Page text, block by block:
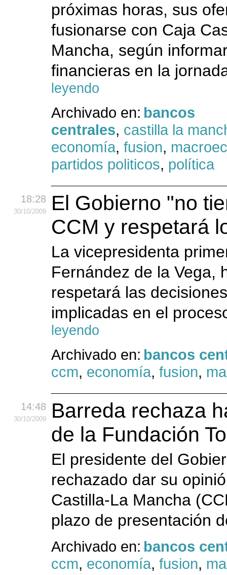
próximas horas, sus
fusionarse con Caja
Mancha, según
financieras en la
leyendo
Archivado en: bancos
centrales, castilla la
economía, fusion,
partidos politicos, política
18:28
30/10/2009
El Gobierno "no
CCM y respetará
La vicepresidenta
Fernández de la Vega,
respetará las
implicadas en el
leyendo
Archivado en: bancos
ccm, economía, fusion,
14:48
30/10/2009
Barreda rechaza
de la Fundación
El presidente del
rechazado dar su
Castilla-La Mancha
plazo de presentación
Archivado en: bancos
ccm, economía, fusion,